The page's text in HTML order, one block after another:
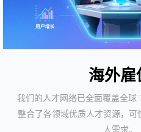
海外雇
我们的人才网络已全面覆盖全球
整合了各领域优质人才资源，可
人需求。